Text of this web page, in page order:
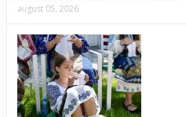
august 05, 2026